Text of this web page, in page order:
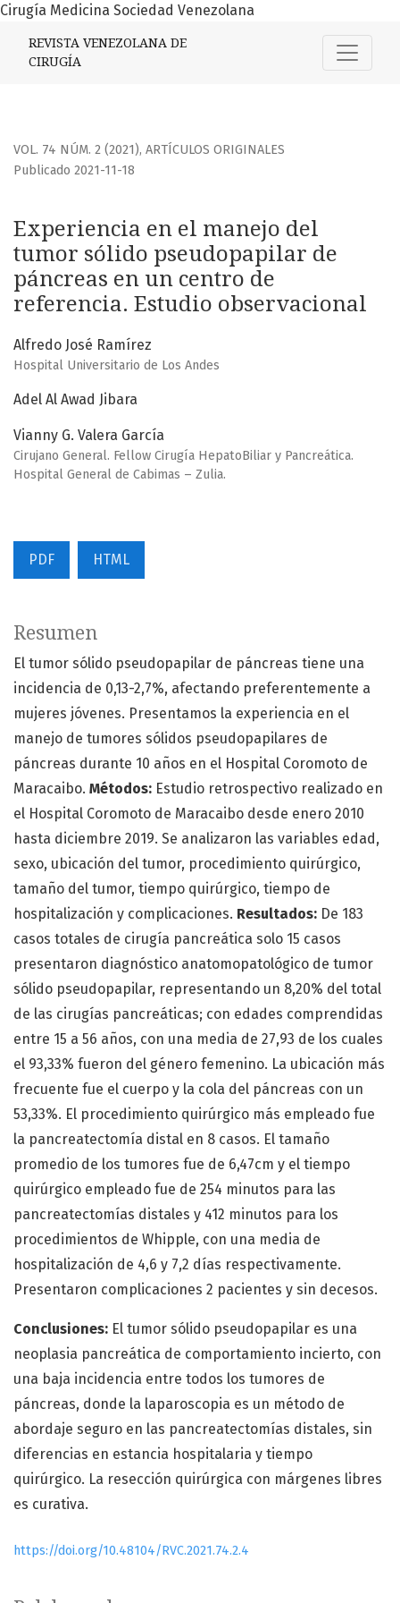
Cirugía Medicina Sociedad Venezolana
Experiencia en el manejo del tumor sólido
REVISTA VENEZOLANA DE
CIRUGÍA
VOL. 74 NÚM. 2 (2021), ARTÍCULOS ORIGINALES
Experiencia en el manejo del
tumor sólido pseudopapilar de
páncreas en un centro de
referencia. Estudio observacional
Publicado 2021-11-18
Alfredo José Ramírez
Hospital Universitario de Los Andes
Adel Al Awad Jibara
Vianny G. Valera García
Cirujano General. Fellow Cirugía HepatoBiliar y Pancreática.
Hospital General de Cabimas – Zulia.
PDF HTML
Resumen
El tumor sólido pseudopapilar de páncreas tiene una
incidencia de 0,13-2,7%, afectando preferentemente a
mujeres jóvenes. Presentamos la experiencia en el
manejo de tumores sólidos pseudopapilares de
páncreas durante 10 años en el Hospital Coromoto de
Maracaibo. Métodos: Estudio retrospectivo realizado en
el Hospital Coromoto de Maracaibo desde enero 2010
hasta diciembre 2019. Se analizaron las variables edad,
sexo, ubicación del tumor, procedimiento quirúrgico,
tamaño del tumor, tiempo quirúrgico, tiempo de
hospitalización y complicaciones. Resultados: De 183
casos totales de cirugía pancreática solo 15 casos
presentaron diagnóstico anatomopatológico de tumor
sólido pseudopapilar, representando un 8,20% del total
de las cirugías pancreáticas; con edades comprendidas
entre 15 a 56 años, con una media de 27,93 de los cuales
el 93,33% fueron del género femenino. La ubicación más
frecuente fue el cuerpo y la cola del páncreas con un
53,33%. El procedimiento quirúrgico más empleado fue
la pancreatectomía distal en 8 casos. El tamaño
promedio de los tumores fue de 6,47cm y el tiempo
quirúrgico empleado fue de 254 minutos para las
pancreatectomías distales y 412 minutos para los
procedimientos de Whipple, con una media de
hospitalización de 4,6 y 7,2 días respectivamente.
Presentaron complicaciones 2 pacientes y sin decesos.
Conclusiones: El tumor sólido pseudopapilar es una
neoplasia pancreática de comportamiento incierto, con
una baja incidencia entre todos los tumores de
páncreas, donde la laparoscopia es un método de
abordaje seguro en las pancreatectomías distales, sin
diferencias en estancia hospitalaria y tiempo
quirúrgico. La resección quirúrgica con márgenes libres
es curativa.
https://doi.org/10.48104/RVC.2021.74.2.4